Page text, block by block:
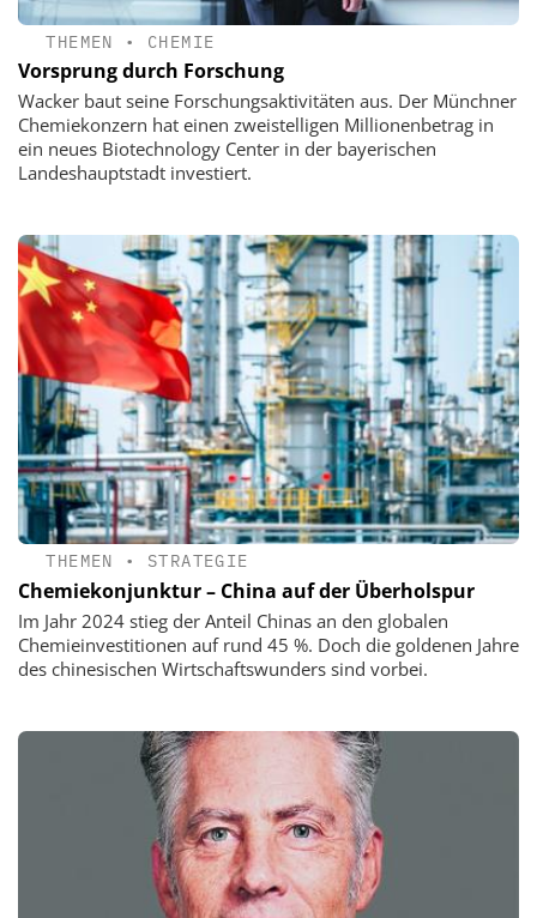
THEMEN • CHEMIE
Vorsprung durch Forschung
Wacker baut seine Forschungsaktivitäten aus. Der Münchner
Chemiekonzern hat einen zweistelligen Millionenbetrag in
ein neues Biotechnology Center in der bayerischen
Landeshauptstadt investiert.
THEMEN • STRATEGIE
Chemiekonjunktur – China auf der Überholspur
Im Jahr 2024 stieg der Anteil Chinas an den globalen
Chemieinvestitionen auf rund 45 %. Doch die goldenen Jahre
des chinesischen Wirtschaftswunders sind vorbei.